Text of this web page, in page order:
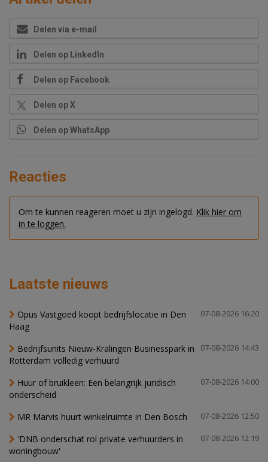
Delen via e-mail
Delen op LinkedIn
Delen op Facebook
Delen op X
Delen op WhatsApp
Reacties
Om te kunnen reageren moet u zijn ingelogd. Klik hier om
in te loggen.
Laatste nieuws
07-08-2026 16:20
Opus Vastgoed koopt bedrijfslocatie in Den
Haag
07-08-2026 14:43
Bedrijfsunits Nieuw-Kralingen Businesspark in
Rotterdam volledig verhuurd
07-08-2026 14:00
Huur of bruikleen: Een belangrijk juridisch
onderscheid
07-08-2026 12:50
MR Marvis huurt winkelruimte in Den Bosch
07-08-2026 12:19
'DNB onderschat rol private verhuurders in
woningbouw'